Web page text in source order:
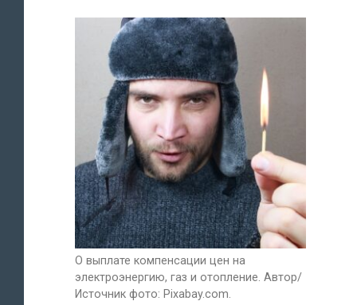
О выплате компенсации цен на
электроэнергию, газ и отопление. Автор/
Источник фото: Pixabay.com.